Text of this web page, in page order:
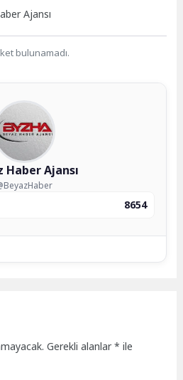
Ajansı
bulunamadı.
Haber Ajansı
8654
Gerekli alanlar* ile